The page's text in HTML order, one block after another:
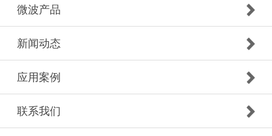
微波产品
新闻动态
应用案例
联系我们